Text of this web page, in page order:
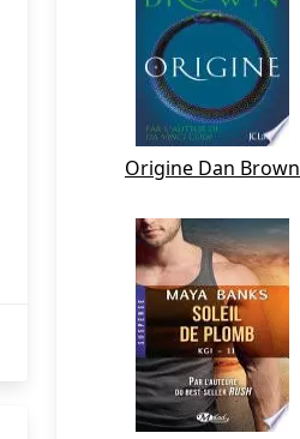
Origine Dan Brown